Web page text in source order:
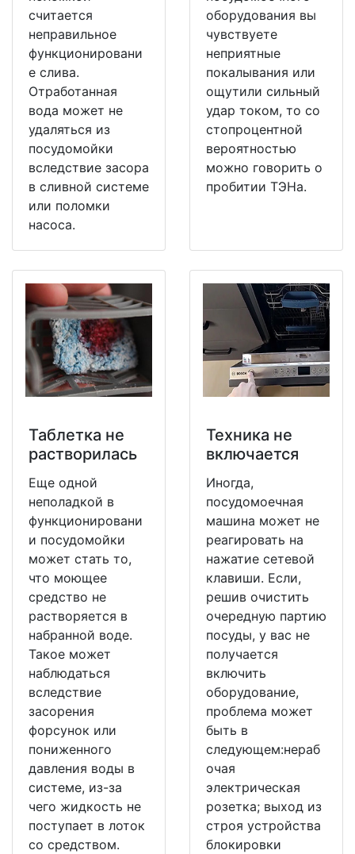
считается
неправильное
функционировани
е слива.
Отработанная
вода может не
удаляться из
посудомойки
вследствие засора
в сливной системе
или поломки
насоса.
оборудования вы
чувствуете
неприятные
покалывания или
ощутили сильный
удар током, то со
стопроцентной
вероятностью
можно говорить о
пробитии ТЭНа.
Таблетка не
растворилась
Еще одной
неполадкой в
функционировани
и посудомойки
может стать то,
что моющее
средство не
растворяется в
набранной воде.
Такое может
наблюдаться
вследствие
засорения
форсунок или
пониженного
давления воды в
системе, из-за
чего жидкость не
поступает в лоток
со средством.
Техника не
включается
Иногда,
посудомоечная
машина может не
реагировать на
нажатие сетевой
клавиши. Если,
решив очистить
очередную партию
посуды, у вас не
получается
включить
оборудование,
проблема может
быть в
следующем:нераб
очая
электрическая
розетка; выход из
строя устройства
блокировки